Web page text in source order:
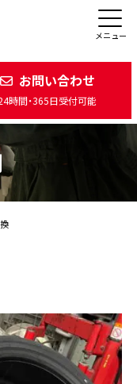
メニュー
お問い合わせ
時間・365日受付可能